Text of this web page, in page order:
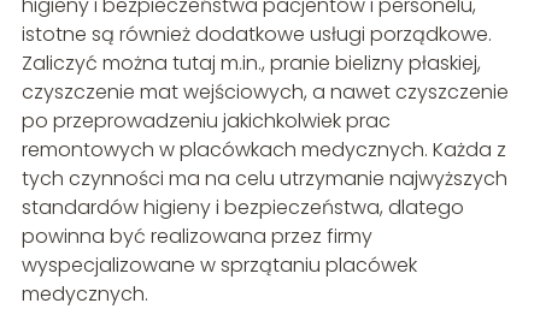
istotne są również dodatkowe usługi porządkowe.
Zaliczyć można tutaj m.in., pranie bielizny płaskiej,
czyszczenie mat wejściowych, a nawet czyszczenie
po przeprowadzeniu jakichkolwiek prac
remontowych w placówkach medycznych. Każda z
tych czynności ma na celu utrzymanie najwyższych
standardów higieny i bezpieczeństwa, dlatego
powinna być realizowana przez firmy
wyspecjalizowane w sprzątaniu placówek
medycznych.